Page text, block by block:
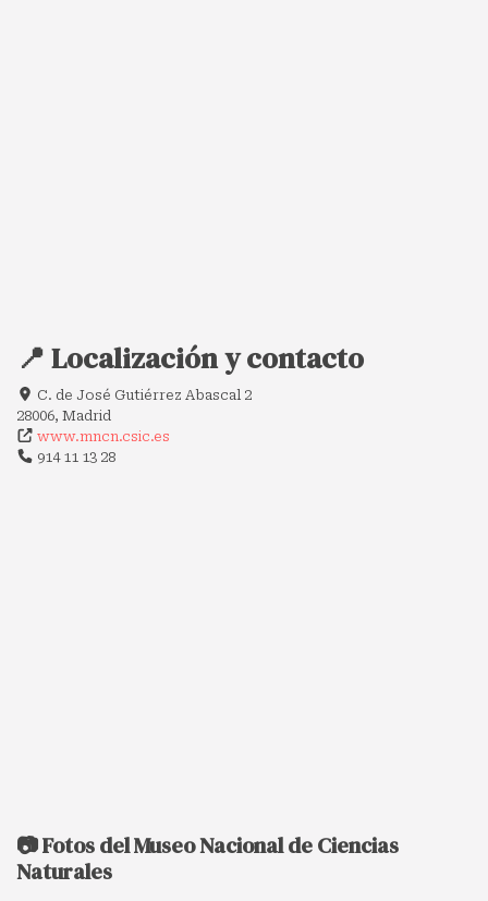
📍 Localización y contacto
C. de José Gutiérrez Abascal 2
28006, Madrid
www.mncn.csic.es
914 11 13 28
📷 Fotos del Museo Nacional de Ciencias
Naturales